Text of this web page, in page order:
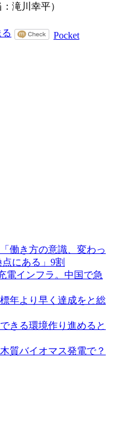
滝川幸平）
Pocket
働き方の意識、変わっ
にある」9割
電インフラ。中国で急
年より早く達成をと総
きる環境作り進めると
質バイオマス発電で？